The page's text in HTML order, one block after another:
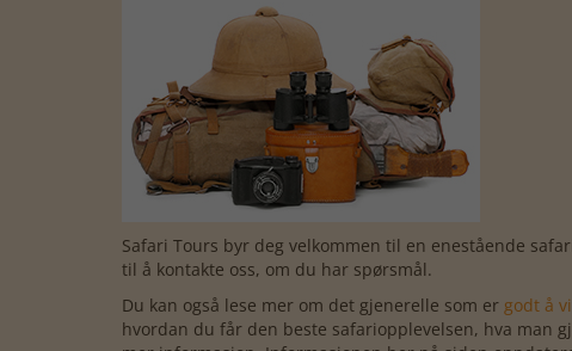
Safari Tours byr deg velkommen til en enestående
til å kontakte oss, om du har spørsmål.
Du kan også lese mer om det gjenerelle som er godt å
hvordan du får den beste safariopplevelsen, hva man